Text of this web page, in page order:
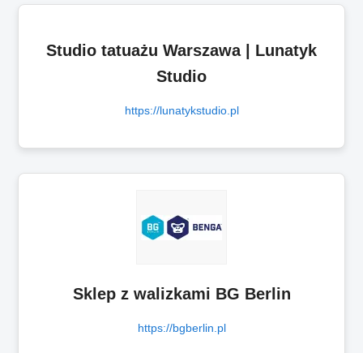
Studio tatuażu Warszawa | Lunatyk
Studio
https://lunatykstudio.pl
Sklep z walizkami BG Berlin
https://bgberlin.pl